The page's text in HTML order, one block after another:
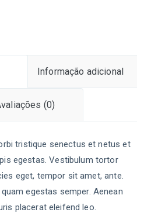
Informação adicional
(0)
tristique senectus et netus et
egestas. Vestibulum tortor
eget, tempor sit amet, ante.
egestas semper. Aenean
placerat eleifend leo.